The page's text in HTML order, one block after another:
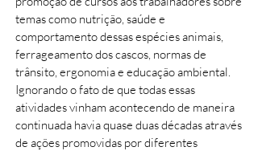
temas como nutrição, saúde e
comportamento dessas espécies animais,
ferrageamento dos cascos, normas de
trânsito, ergonomia e educação ambiental.
Ignorando o fato de que todas essas
atividades vinham acontecendo de maneira
continuada havia quase duas décadas através
de ações promovidas por diferentes